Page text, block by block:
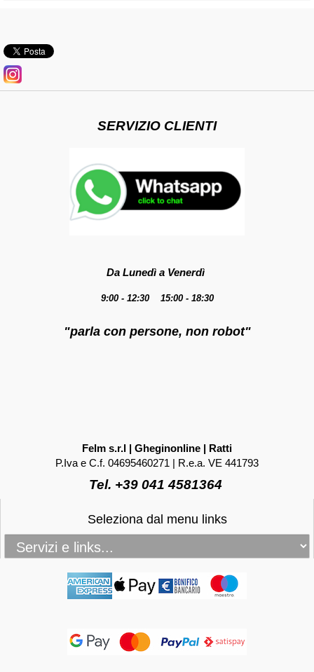
SERVIZIO CLIENTI
Da Lunedì a Venerdì
9:00 - 12:30 15:00 - 18:30
"parla con persone, non robot"
Felm s.r.l | Gheginonline | Ratti
P.Iva e C.f. 04695460271 | R.e.a. VE 441793
Tel. +39 041 4581364
Seleziona dal menu links